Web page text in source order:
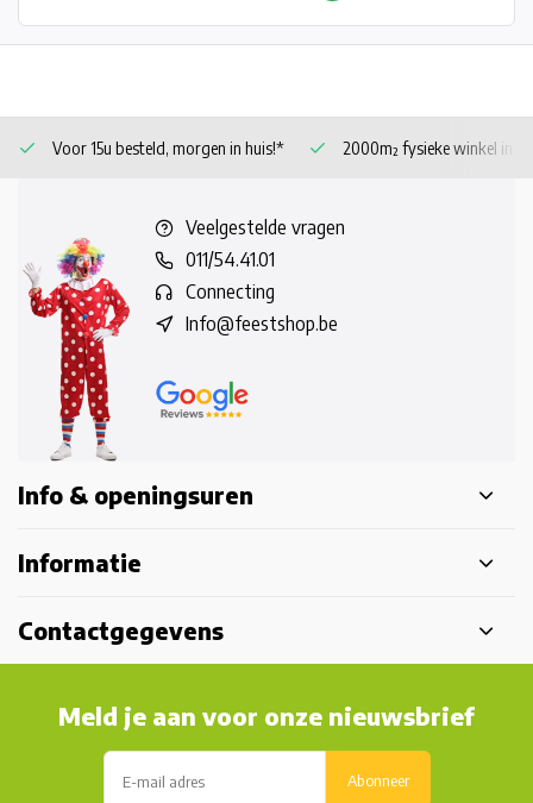
Voor 15u besteld, morgen in huis!* 2000m² fysieke winkel in
Veelgestelde vragen
011/54.41.01
Connecting
Info@feestshop.be
Info & openingsuren
Informatie
Contactgegevens
Meld je aan voor onze nieuwsbrief
Abonneer